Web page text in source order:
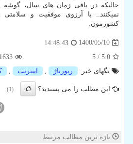
حالیکه در باقی زمان های سال،
نمیکنند.. با آرزوی موفقیت و
کشورمون.
1400/05/10
14:48:43
5.0
/
5
1633
تگهای خبر:
رپورتاژ , اینترنت ,
این مطلب را می پسندید؟ (1)
تازه ترین مطالب مرتبط